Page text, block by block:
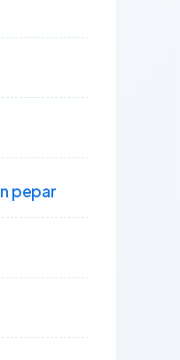
pepar